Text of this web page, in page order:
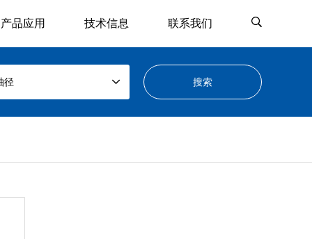
产品应用 技术信息 联系我们
径